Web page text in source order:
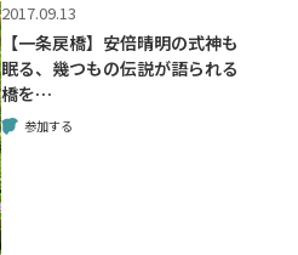
2017.09.13
【一条戻橋】安倍晴明の式神も
眠る、幾つもの伝説が語られる
橋を…
参加する